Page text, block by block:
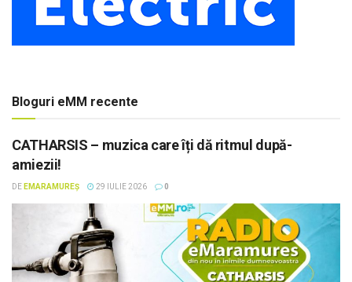
Bloguri eMM recente
CATHARSIS – muzica care îți dă ritmul după-
amiezii!
DE EMARAMUREȘ 29 IULIE 2026 0